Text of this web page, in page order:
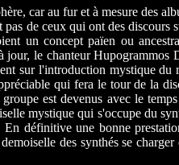
car au fur et à mesure des
pas de ceux qui ont des
un concept païen ou
le chanteur
sur l'introduction mystique du
qui fera le tour de la
est devenus avec le
mystique qui s'occupe du
définitive une bonne
des synthés se